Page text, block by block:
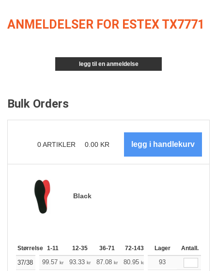
ANMELDELSER FOR ESTEX TX7771
legg til en anmeldelse
Bulk Orders
0ARTIKLER 0.00 KR
Black
Størrelse 1-11 12-35 36-71 72-143 144-287 288 +
Lager Antall.
37/38 99.57 kr 93.33 kr 87.08 kr 80.95 kr 74.71
93